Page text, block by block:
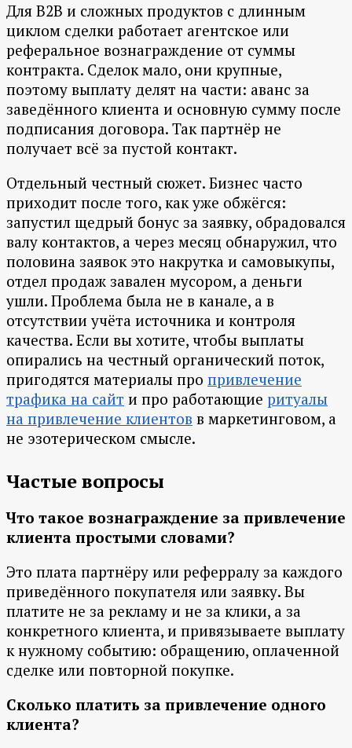
Для B2B и сложных продуктов с длинным
циклом сделки работает агентское или
реферальное вознаграждение от суммы
контракта. Сделок мало, они крупные,
поэтому выплату делят на части: аванс за
заведённого клиента и основную сумму после
подписания договора. Так партнёр не
получает всё за пустой контакт.
Отдельный честный сюжет. Бизнес часто
приходит после того, как уже обжёгся:
запустил щедрый бонус за заявку, обрадовался
валу контактов, а через месяц обнаружил, что
половина заявок это накрутка и самовыкупы,
отдел продаж завален мусором, а деньги
ушли. Проблема была не в канале, а в
отсутствии учёта источника и контроля
качества. Если вы хотите, чтобы выплаты
опирались на честный органический поток,
пригодятся материалы про привлечение
трафика на сайт и про работающие ритуалы
на привлечение клиентов в маркетинговом, а
не эзотерическом смысле.
Частые вопросы
Что такое вознаграждение за привлечение
клиента простыми словами?
Это плата партнёру или реферралу за каждого
приведённого покупателя или заявку. Вы
платите не за рекламу и не за клики, а за
конкретного клиента, и привязываете выплату
к нужному событию: обращению, оплаченной
сделке или повторной покупке.
Сколько платить за привлечение одного
клиента?